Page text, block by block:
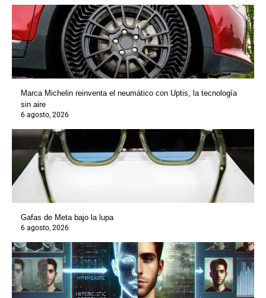
Marca Michelin reinventa el neumático con Uptis, la tecnología
sin aire
6 agosto, 2026
Gafas de Meta bajo la lupa
6 agosto, 2026